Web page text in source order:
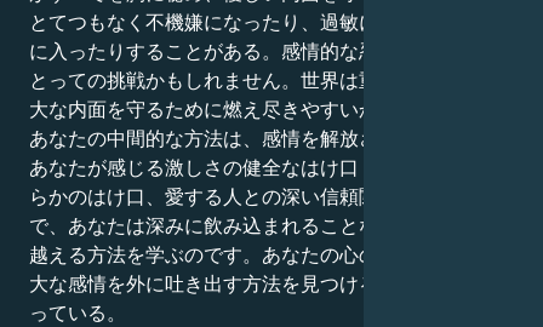
とてつもなく不機嫌になったり、過敏になったり、守り
に入ったりすることがある。感情的な忍耐は、あなたに
とっての挑戦かもしれません。世界は重く、あなたは強
大な内面を守るために燃え尽きやすいかもしれません。
あなたの中間的な方法は、感情を解放させることです。
あなたが感じる激しさの健全なはけ口（芸術的表現、何
らかのはけ口、愛する人との深い信頼関係）を学ぶこと
で、あなたは深みに飲み込まれることなく、深みを乗り
越える方法を学ぶのです。あなたの心の健康は、この強
大な感情を外に吐き出す方法を見つけるかどうかにかか
っている。